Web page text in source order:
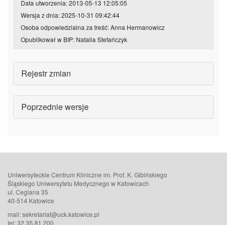
Data utworzenia: 2013-05-13 12:05:05
Wersja z dnia: 2025-10-31 09:42:44
Osoba odpowiedzialna za treść: Anna Hermanowicz
Opublikował w BIP: Natalia Stefańczyk
Rejestr zmian
Poprzednie wersje
Uniwersyteckie Centrum Kliniczne im. Prof. K. Gibińskiego
Śląskiego Uniwersytetu Medycznego w Katowicach
ul. Ceglana 35
40-514 Katowice
mail: sekretariat@uck.katowice.pl
tel: 32 35 81 200